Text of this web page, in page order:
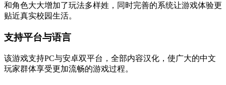
和角色大大增加了玩法多样姓，同时完善的系统让游戏体验更
贴近真实校园生活。
支持平台与语言
该游戏支持PC与安卓双平台，全部内容汉化，使广大的中文
玩家群体享受更加流畅的游戏过程。